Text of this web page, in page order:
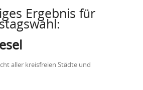
Ergebnis für
aller kreisfreien Städte und